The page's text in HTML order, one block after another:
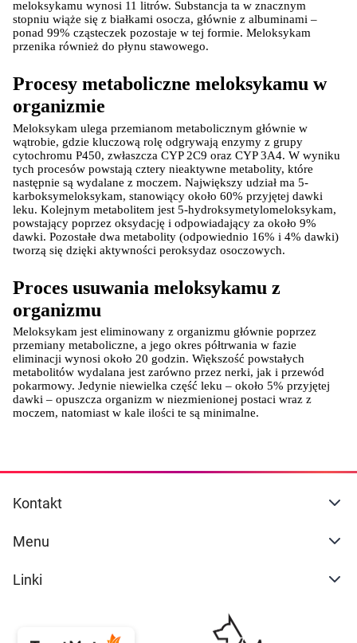
meloksykamu wynosi 11 litrów. Substancja ta w znacznym
stopniu wiąże się z białkami osocza, głównie z albuminami –
ponad 99% cząsteczek pozostaje w tej formie. Meloksykam
przenika również do płynu stawowego.
Procesy metaboliczne meloksykamu w
organizmie
Meloksykam ulega przemianom metabolicznym głównie w
wątrobie, gdzie kluczową rolę odgrywają enzymy z grupy
cytochromu P450, zwłaszcza CYP 2C9 oraz CYP 3A4. W wyniku
tych procesów powstają cztery nieaktywne metabolity, które
następnie są wydalane z moczem. Największy udział ma 5-
karboksymeloksykam, stanowiący około 60% przyjętej dawki
leku. Kolejnym metabolitem jest 5-hydroksymetylomeloksykam,
powstający poprzez oksydację i odpowiadający za około 9%
dawki. Pozostałe dwa metabolity (odpowiednio 16% i 4% dawki)
tworzą się dzięki aktywności peroksydaz osoczowych.
Proces usuwania meloksykamu z
organizmu
Meloksykam jest eliminowany z organizmu głównie poprzez
przemiany metaboliczne, a jego okres półtrwania w fazie
eliminacji wynosi około 20 godzin. Większość powstałych
metabolitów wydalana jest zarówno przez nerki, jak i przewód
pokarmowy. Jedynie niewielka część leku – około 5% przyjętej
dawki – opuszcza organizm w niezmienionej postaci wraz z
moczem, natomiast w kale ilości te są minimalne.
Kontakt
Menu
Linki